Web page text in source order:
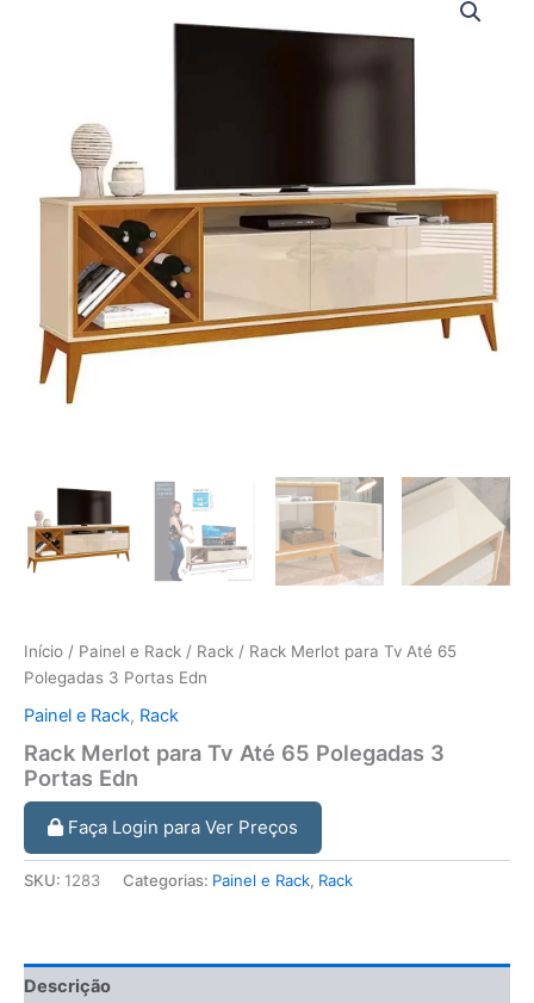
Início / Painel e Rack / Rack / Rack Merlot para Tv Até 65
Polegadas 3 Portas Edn
Painel e Rack, Rack
Rack Merlot para Tv Até 65 Polegadas 3
Portas Edn
Faça Login para Ver Preços
SKU: 1283 Categorias: Painel e Rack, Rack
Descrição